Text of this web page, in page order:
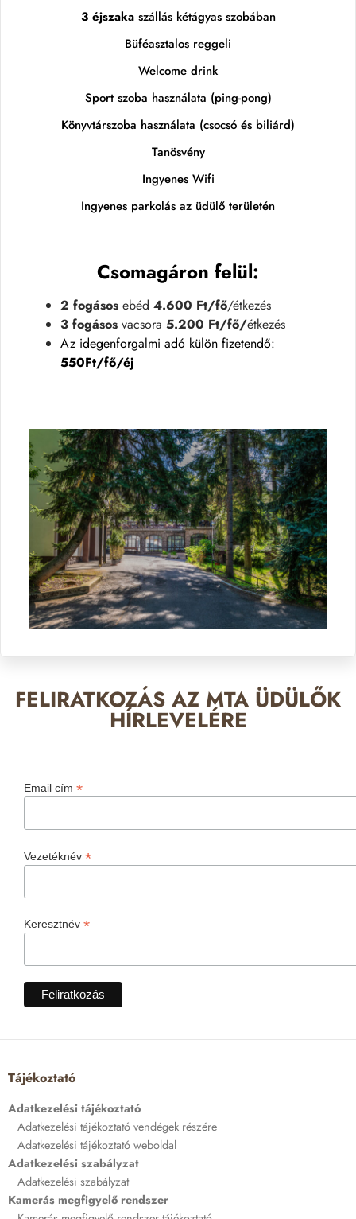
3 éjszakaszállás kétágyas szobában
Büféasztalos reggeli
Welcome drink
Sport szoba használata (ping-pong)
Könyvtárszoba használata (csocsó és biliárd)
Tanösvény
Ingyenes Wifi
Ingyenes parkolás az üdülő területén
Csomagáron felül:
2 fogásos ebéd 4.600 Ft/fő/étkezés
3 fogásos vacsora 5.200 Ft/fő/étkezés
Az idegenforgalmi adó külön fizetendő:
550Ft/fő/éj
FELIRATKOZÁS AZ MTA ÜDÜLŐK
HÍRLEVELÉRE
Email cím *
Vezetéknév *
Keresztnév *
Tájékoztató
Adatkezelési tájékoztató
Adatkezelési tájékoztató vendégek részére
Adatkezelési tájékoztató weboldal
Adatkezelési szabályzat
Adatkezelési szabályzat
Kamerás megfigyelő rendszer